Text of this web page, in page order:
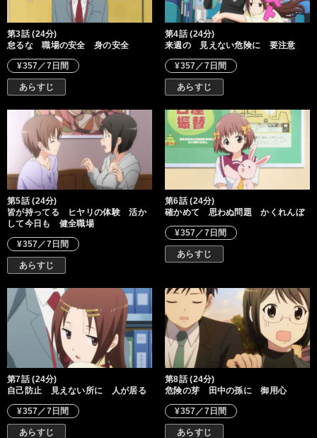
第3話 (24分)
怠るな 職場の安全 身の安全
¥357／7日間
あらすじ
第4話 (24分)
来週の 見えない危険に 要注意
¥357／7日間
あらすじ
第5話 (24分)
皆が持ってる ヒヤリの体験 活か
して今日も 健全職場
¥357／7日間
あらすじ
第6話 (24分)
確かめて 思わぬ問題 かくれんぼ
¥357／7日間
あらすじ
第7話 (24分)
自己防止 見えない所に 人が居る
¥357／7日間
あらすじ
第8話 (24分)
危険の芽 田中の孫に 御用心
¥357／7日間
あらすじ